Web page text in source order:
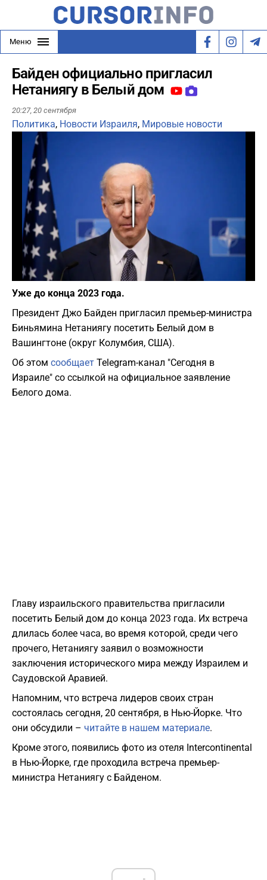
Меню
Байден официально пригласил
Нетаниягу в Белый дом
20:27, 20 сентября
Политика, Новости Израиля, Мировые новости
Play
Фото: depositphotos.com
Уже до конца 2023 года.
Президент Джо Байден пригласил премьер-министра
Биньямина Нетаниягу посетить Белый дом в
Вашингтоне (округ Колумбия, США).
Об этом сообщает Telegram-канал "Сегодня в
Израиле" со ссылкой на официальное заявление
Белого дома.
Главу израильского правительства пригласили
посетить Белый дом до конца 2023 года. Их встреча
длилась более часа, во время которой, среди чего
прочего, Нетаниягу заявил о возможности
заключения исторического мира между Израилем и
Саудовской Аравией.
Напомним, что встреча лидеров своих стран
состоялась сегодня, 20 сентября, в Нью-Йорке. Что
они обсудили – читайте в нашем материале.
Кроме этого, появились фото из отеля Intercontinental
в Нью-Йорке, где проходила встреча премьер-
министра Нетаниягу с Байденом.